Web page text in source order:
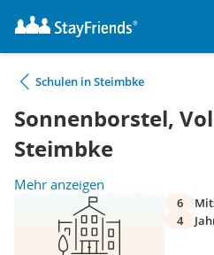
Schulen in Steimbke
Sonnenborstel,
Steimbke
Mehr anzeigen
6
4